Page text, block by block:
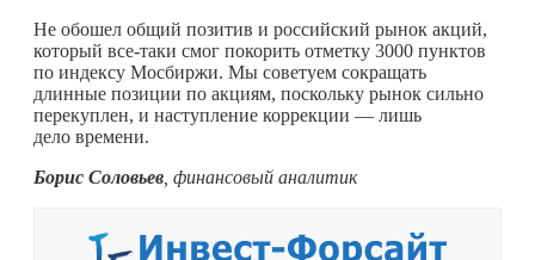
Не обошел общий позитив и российский рынок акций,
который все-таки смог покорить отметку 3000 пунктов
по индексу Мосбиржи. Мы советуем сокращать
длинные позиции по акциям, поскольку рынок сильно
перекуплен, и наступление коррекции — лишь
дело времени.
Борис Соловьев , финансовый аналитик